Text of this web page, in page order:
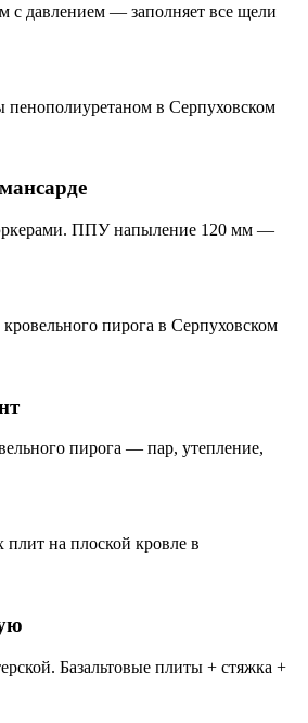
с давлением — заполняет все щели
ППУ напыление 120 мм —
пирога — пар, утепление,
Базальтовые плиты + стяжка +